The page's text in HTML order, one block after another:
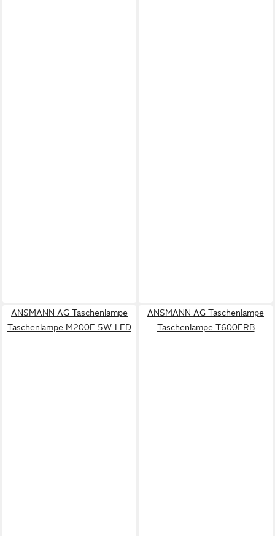
ANSMANN AG Taschenlampe
Taschenlampe M200F 5W-LED
ANSMANN AG Taschenlampe
Taschenlampe T600FRB